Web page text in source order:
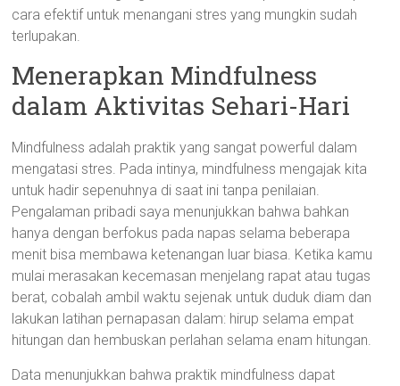
cara efektif untuk menangani stres yang mungkin sudah
terlupakan.
Menerapkan Mindfulness
dalam Aktivitas Sehari-Hari
Mindfulness adalah praktik yang sangat powerful dalam
mengatasi stres. Pada intinya, mindfulness mengajak kita
untuk hadir sepenuhnya di saat ini tanpa penilaian.
Pengalaman pribadi saya menunjukkan bahwa bahkan
hanya dengan berfokus pada napas selama beberapa
menit bisa membawa ketenangan luar biasa. Ketika kamu
mulai merasakan kecemasan menjelang rapat atau tugas
berat, cobalah ambil waktu sejenak untuk duduk diam dan
lakukan latihan pernapasan dalam: hirup selama empat
hitungan dan hembuskan perlahan selama enam hitungan.
Data menunjukkan bahwa praktik mindfulness dapat